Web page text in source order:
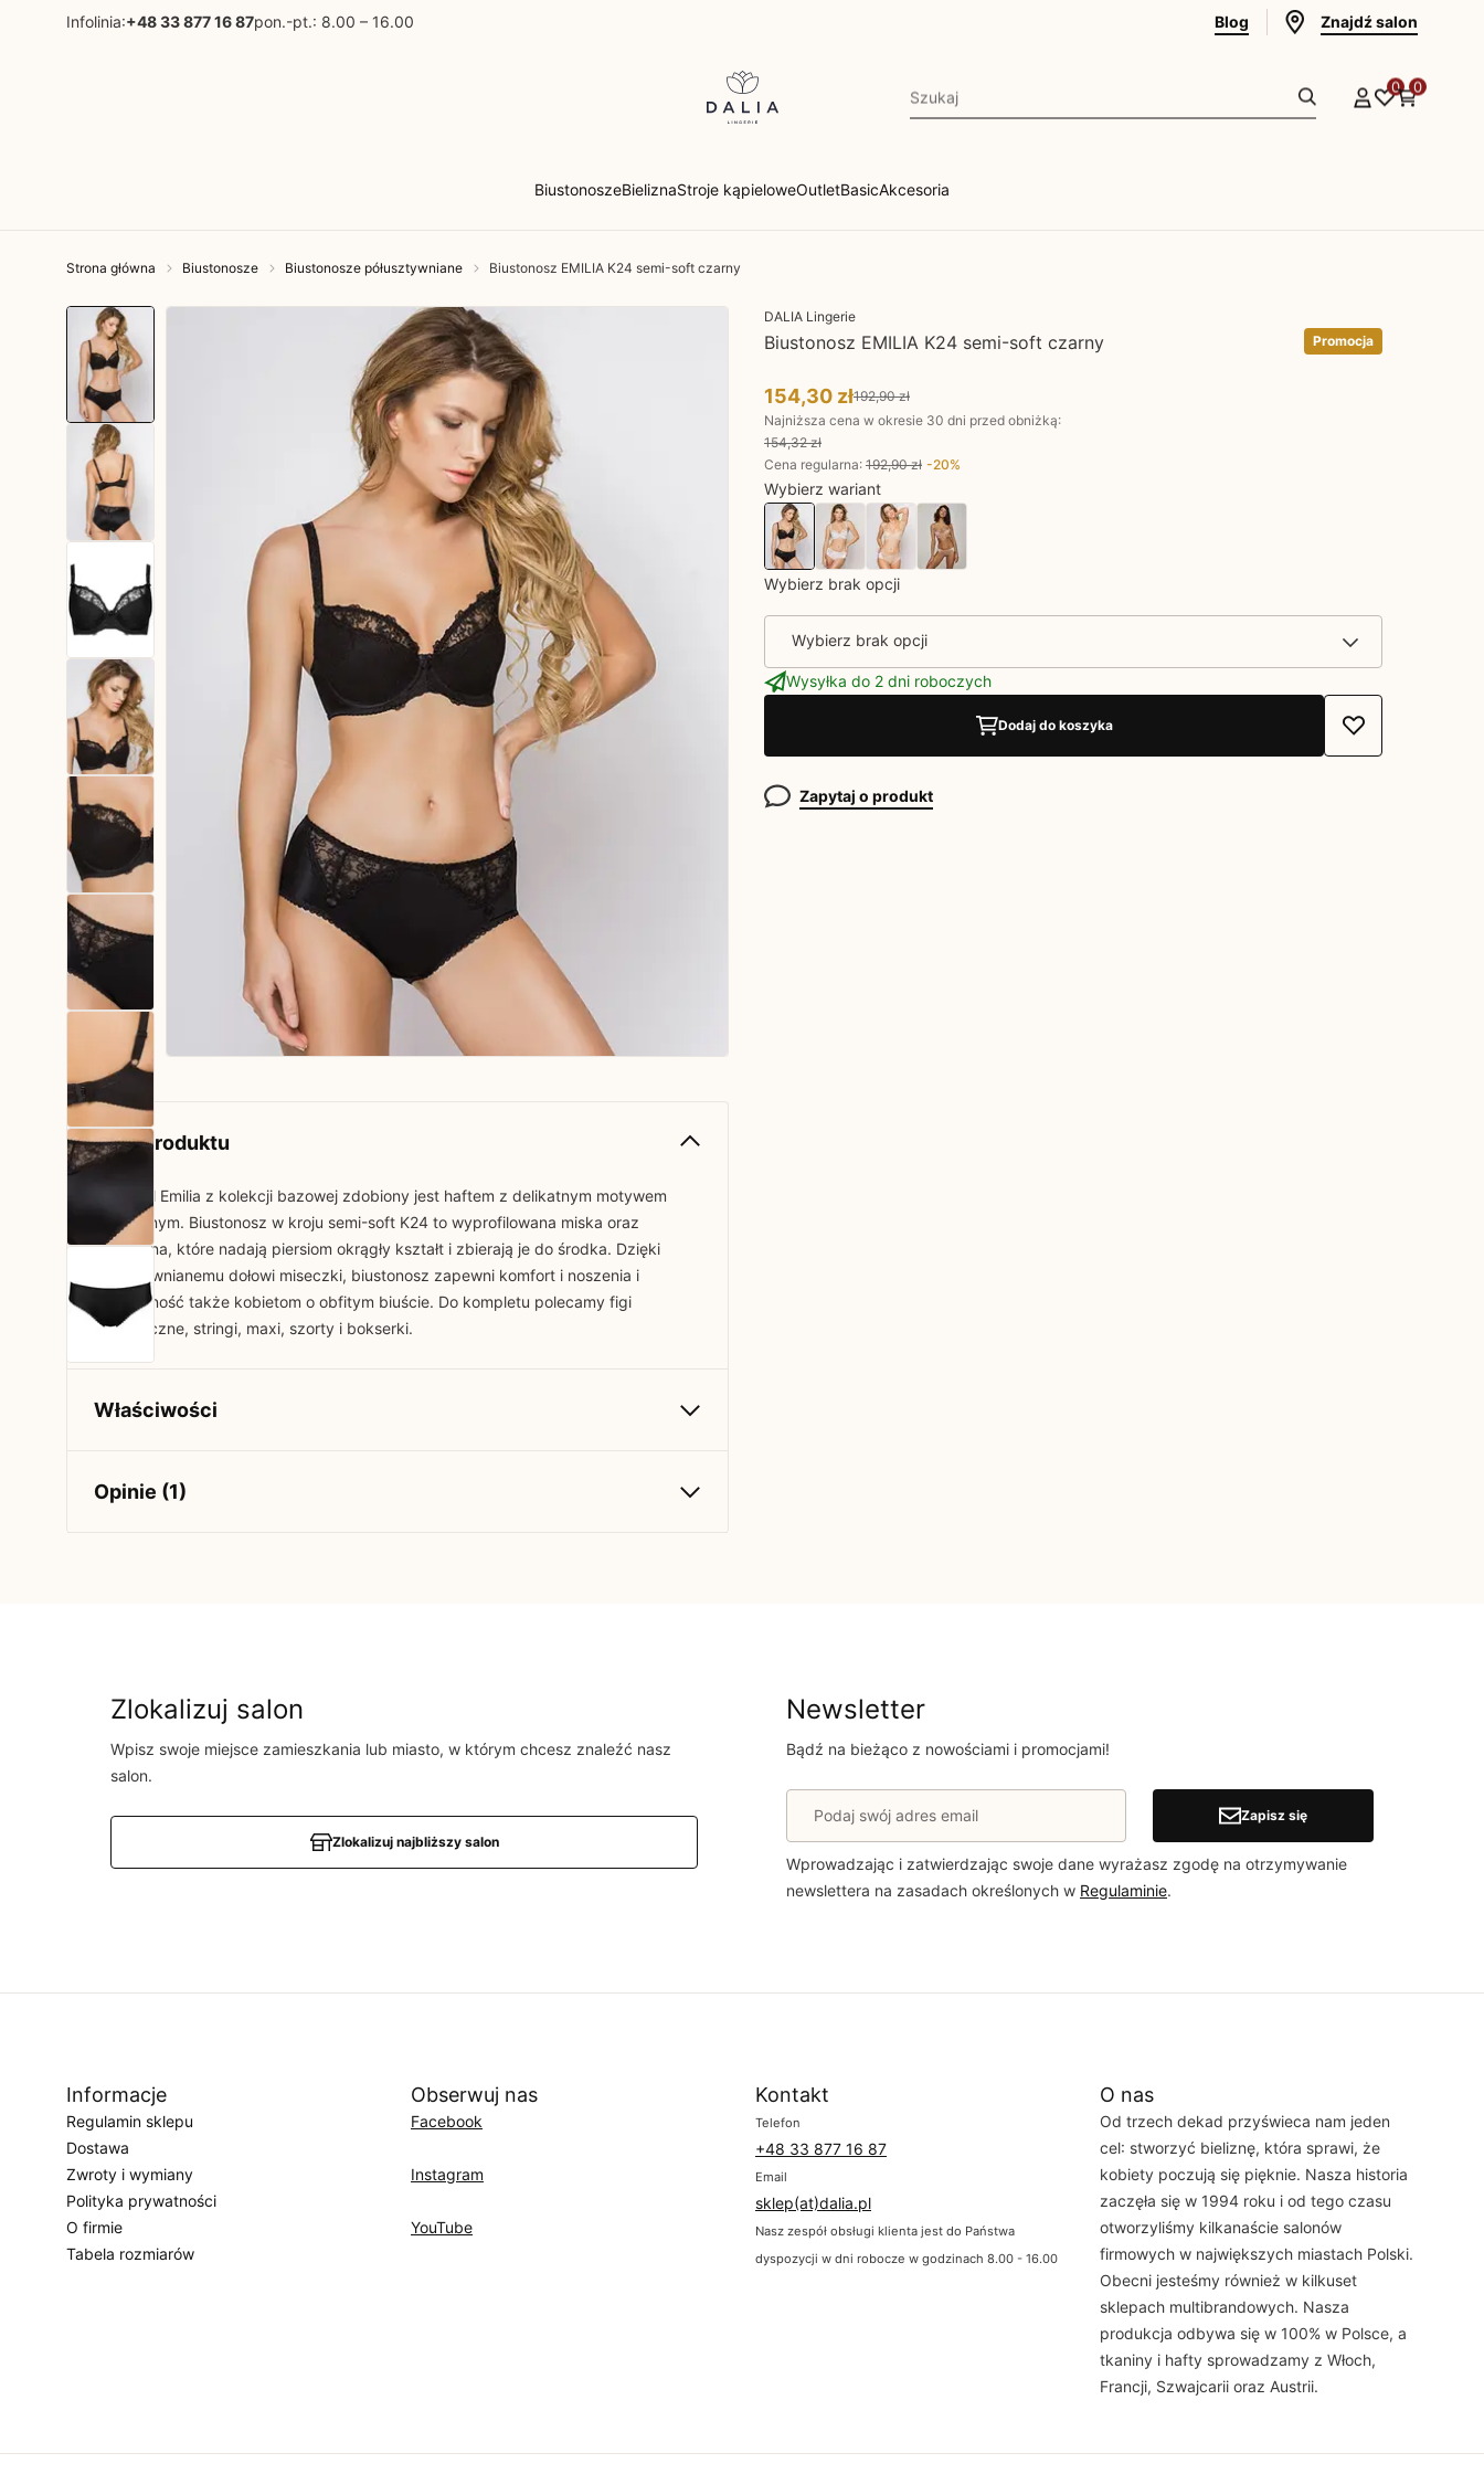
Infolinia:+48 33 877 16 87pon.-pt.: 8.00 – 16.00 Blog Znajdź salon
0 0
BiustonoszeBieliznaStroje kąpieloweOutletBasicAkcesoria
Strona główna Biustonosze Biustonosze półusztywniane Biustonosz EMILIA K24 semi-soft czarny
DALIA Lingerie
Biustonosz EMILIA K24 semi-soft czarny Promocja
154,30 zł192,90 zł
Najniższa cena w okresie 30 dni przed obniżką:
154,32 zł
Cena regularna: 192,90 zł -20%
Wybierz wariant
Wybierz brak opcji
Wybierz brak opcji
Wysyłka do 2 dni roboczych
Dodaj do koszyka
Zapytaj o produkt
Opis produktu
Model Emilia z kolekcji bazowej zdobiony jest haftem z delikatnym motywem
roślinnym. Biustonosz w kroju semi-soft K24 to wyprofilowana miska oraz
fiszbina, które nadają piersiom okrągły kształt i zbierają je do środka. Dzięki
usztywnianemu dołowi miseczki, biustonosz zapewni komfort i noszenia i
stabilność także kobietom o obfitym biuście. Do kompletu polecamy figi
klasyczne, stringi, maxi, szorty i bokserki.
Właściwości
Opinie (1)
Powiadomienie
W naszej witrynie opinie mogą dodawać tylko osoby, które zakupiły
Iwona
Zlokalizuj salon
Wpisz swoje miejsce zamieszkania lub miasto, w którym chcesz znaleźć nasz
salon.
Zlokalizuj najbliższy salon
Newsletter
Bądź na bieżąco z nowościami i promocjami!
Zapisz się
Wprowadzając i zatwierdzając swoje dane wyrażasz zgodę na otrzymywanie
newslettera na zasadach określonych w Regulaminie.
Informacje
Regulamin sklepu
Dostawa
Zwroty i wymiany
Polityka prywatności
O firmie
Tabela rozmiarów
Obserwuj nas
Facebook
Instagram
YouTube
Kontakt
Telefon
+48 33 877 16 87
Email
sklep(at)dalia.pl
Nasz zespół obsługi klienta jest do Państwa
dyspozycji w dni robocze w godzinach 8.00 - 16.00
O nas
Od trzech dekad przyświeca nam jeden
cel: stworzyć bieliznę, która sprawi, że
kobiety poczują się pięknie. Nasza historia
zaczęła się w 1994 roku i od tego czasu
otworzyliśmy kilkanaście salonów
firmowych w największych miastach Polski.
Obecni jesteśmy również w kilkuset
sklepach multibrandowych. Nasza
produkcja odbywa się w 100% w Polsce, a
tkaniny i hafty sprowadzamy z Włoch,
Francji, Szwajcarii oraz Austrii.